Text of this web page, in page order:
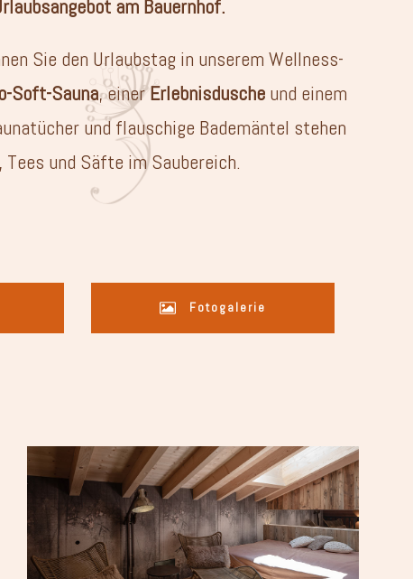
am Bauernhof.
Sie den Urlaubstag in unserem Wellness-
Soft-Sauna, einerErlebnisdusche und einem
und flauschige Bademäntel stehen
und Säfte im Saubereich.
Fotogalerie